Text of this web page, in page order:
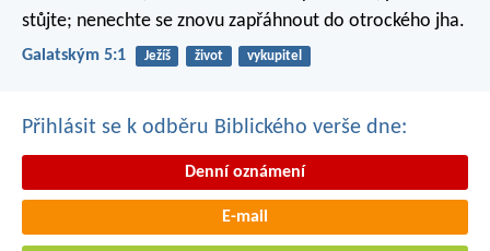
stůjte; nenechte se znovu zapřáhnout do otrockého jha.
Galatským 5:1 Ježíš život vykupitel
Přihlásit se k odběru Biblického verše dne:
Denní oznámení
E-mail